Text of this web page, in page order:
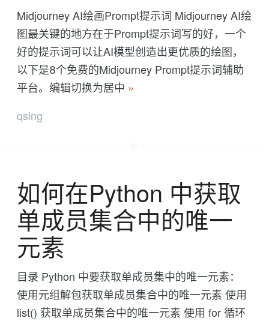
Midjourney AI绘画Prompt提示词 Midjourney AI绘
图最关键的地方在于Prompt提示词写的好，一个
好的提示词可以让AI模型创造出更优质的绘图，
以下是8个免费的Midjourney Prompt提示词辅助
平台。 ​ 编辑切换为居中 »
qsing
如何在Python 中获取
单成员集合中的唯一
元素
目录 Python 中要获取单成员集中的唯一元素：
使用元组解包获取单成员集合中的唯一元素 使用
list() 获取单成员集合中的唯一元素 使用 for 循环